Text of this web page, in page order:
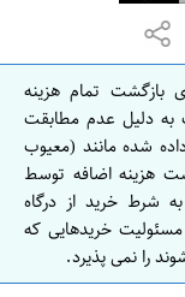
ه
ا
ا
ص
ف
ه
ا
ن
بازگشت تمام هزینه
به دلیل عدم مطابقت
شده مانند (معیوب
هزینه اضافه توسط
شرط خرید از درگاه
خریدهایی که
را نمی پذیرد.